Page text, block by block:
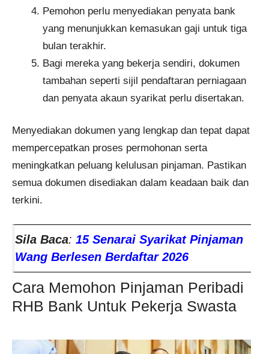
Pemohon perlu menyediakan penyata bank
yang menunjukkan kemasukan gaji untuk tiga
bulan terakhir.
Bagi mereka yang bekerja sendiri, dokumen
tambahan seperti sijil pendaftaran perniagaan
dan penyata akaun syarikat perlu disertakan.
Menyediakan dokumen yang lengkap dan tepat dapat
mempercepatkan proses permohonan serta
meningkatkan peluang kelulusan pinjaman. Pastikan
semua dokumen disediakan dalam keadaan baik dan
terkini.
Sila Baca: 15 Senarai Syarikat Pinjaman
Wang Berlesen Berdaftar 2026
Cara Memohon Pinjaman Peribadi
RHB Bank Untuk Pekerja Swasta